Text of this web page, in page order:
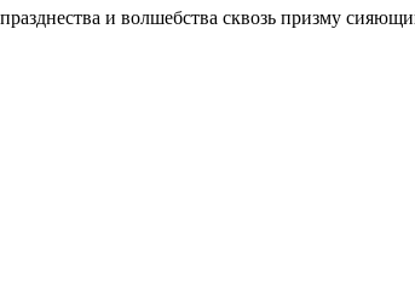
и волшебства сквозь призму